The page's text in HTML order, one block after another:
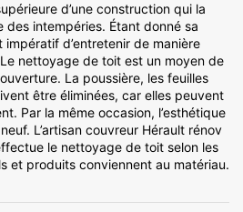
d’une construction qui la
intempéries. Étant donné sa
d’entretenir de manière
nettoyage de toit est un moyen de
La poussière, les feuilles
être éliminées, car elles peuvent
Par la même occasion, l’esthétique
L’artisan couvreur Hérault rénov
le nettoyage de toit selon les
et produits conviennent au matériau.